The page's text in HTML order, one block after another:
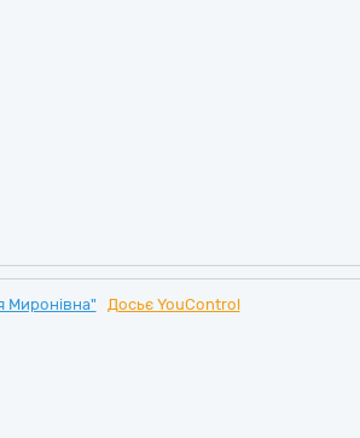
Миронівна"
Досьє YouControl